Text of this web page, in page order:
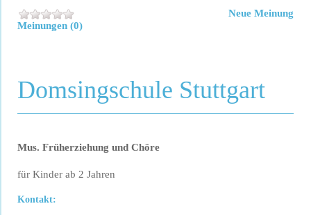
Meinungen (0)
Neue Meinung
Domsingschule Stuttgart
Mus. Früherziehung und Chöre
für Kinder ab 2 Jahren
Kontakt: